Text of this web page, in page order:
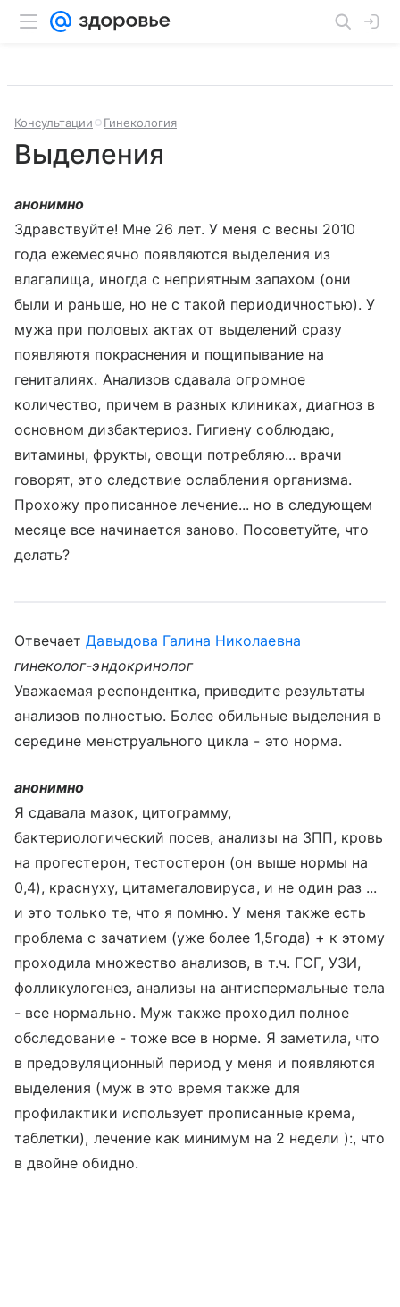
Консультации Гинекология
Выделения
анонимно
Здравствуйте! Мне 26 лет. У меня с весны 2010
года ежемесячно появляются выделения из
влагалища, иногда с неприятным запахом (они
были и раньше, но не с такой периодичностью). У
мужа при половых актах от выделений сразу
появляютя покраснения и пощипывание на
гениталиях. Анализов сдавала огромное
количество, причем в разных клиниках, диагноз в
основном дизбактериоз. Гигиену соблюдаю,
витамины, фрукты, овощи потребляю... врачи
говорят, это следствие ослабления организма.
Прохожу прописанное лечение... но в следующем
месяце все начинается заново. Посоветуйте, что
делать?
ОтвечаетДавыдова Галина Николаевна
гинеколог-эндокринолог
Уважаемая респондентка, приведите результаты
анализов полностью. Более обильные выделения в
середине менструального цикла - это норма.
анонимно
Я сдавала мазок, цитограмму,
бактериологический посев, анализы на ЗПП, кровь
на прогестерон, тестостерон (он выше нормы на
0,4), краснуху, цитамегаловируса, и не один раз ...
и это только те, что я помню. У меня также есть
проблема с зачатием (уже более 1,5года) + к этому
проходила множество анализов, в т.ч. ГСГ, УЗИ,
фолликулогенез, анализы на антиспермальные тела
- все нормально. Муж также проходил полное
обследование - тоже все в норме. Я заметила, что
в предовуляционный период у меня и появляются
выделения (муж в это время также для
профилактики использует прописанные крема,
таблетки), лечение как минимум на 2 недели ):, что
в двойне обидно.